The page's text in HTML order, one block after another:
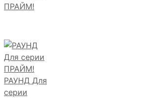
ПРАЙМ!
РАУНД Для
серии